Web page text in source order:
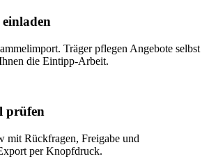
Träger pflegen Angebote selbst
die Eintipp-Arbeit.
prüfen
mit Rückfragen, Freigabe und
per Knopfdruck.